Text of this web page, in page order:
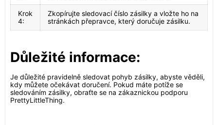
Krok
4:
Zkopírujte sledovací číslo zásilky a vložte ho na
stránkách přepravce, který doručuje zásilku.
Důležité informace:
Je důležité pravidelně sledovat pohyb zásilky, abyste věděli,
kdy můžete očekávat doručení. Pokud máte potíže se
sledováním zásilky, obraťte se na zákaznickou podporu
PrettyLittleThing.